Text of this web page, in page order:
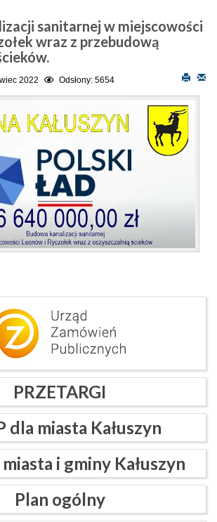
sanitarnej w miejscowości
wraz z przebudową
2022 Odsłony: 5654
PRZETARGI
dla miasta Kałuszyn
i gminy Kałuszyn
Plan ogólny